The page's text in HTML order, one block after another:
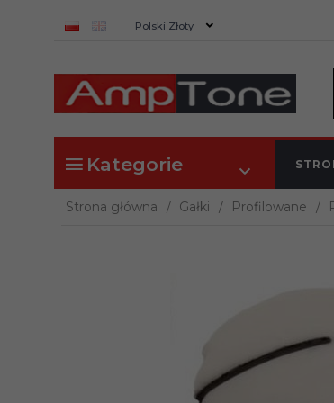
currency_h
Polski Złoty
Kategorie
Strona główna Gałki Profilowane